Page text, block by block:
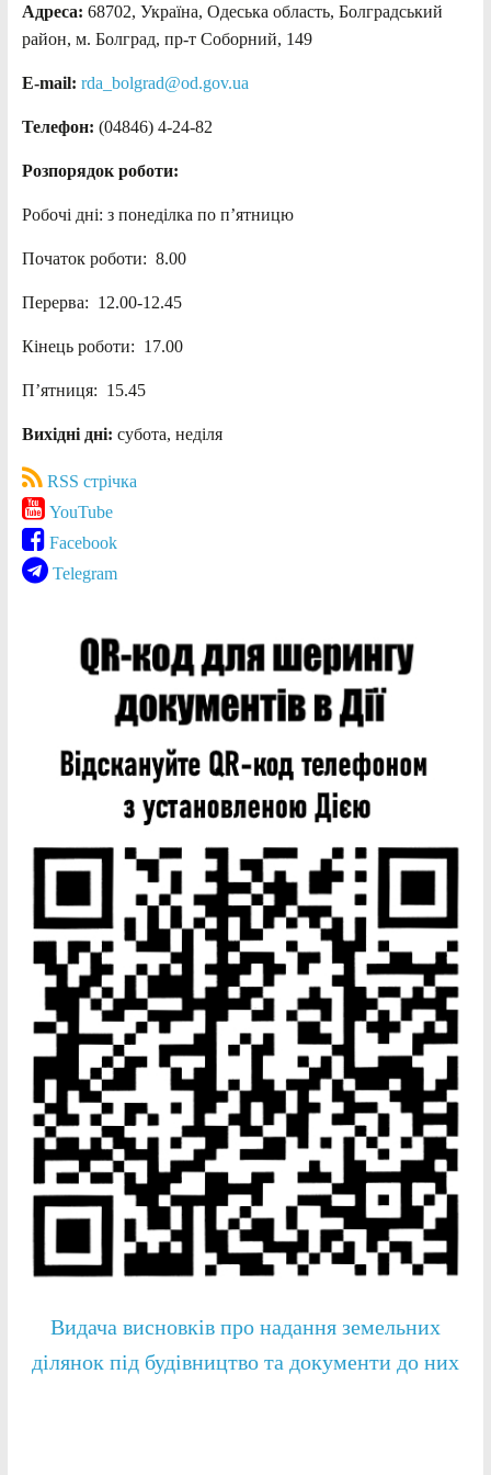
Адреса: 68702, Україна, Одеська область, Болградський
район, м. Болград, пр-т Соборний, 149
E-mail: rda_bolgrad@od.gov.ua
Телефон: (04846) 4-24-82
Розпорядок роботи:
Робочі дні: з понеділка по п’ятницю
Початок роботи: 8.00
Перерва: 12.00-12.45
Кінець роботи: 17.00
П’ятниця: 15.45
Вихідні дні: субота, неділя
RSS стрічка
YouTube
Facebook
Telegram
Видача висновків про надання земельних
ділянок під будівництво та документи до них